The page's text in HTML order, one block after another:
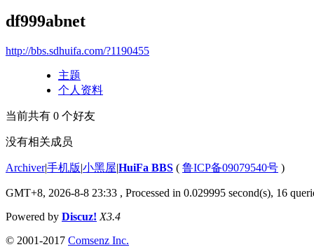
df999abnet
http://bbs.sdhuifa.com/?1190455
主题
个人资料
当前共有 0 个好友
没有相关成员
Archiver|手机版|小黑屋|HuiFa BBS ( 鲁ICP备09079540号 )
GMT+8, 2026-8-8 23:33 , Processed in 0.029995 second(s), 16
Powered by Discuz! X3.4
© 2001-2017 Comsenz Inc.